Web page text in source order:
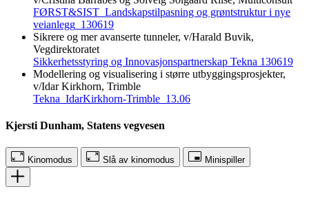
FØRST&SIST_Landskapstilpasning og grøntstruktur i nye
veianlegg_130619
Sikrere og mer avanserte tunneler, v/Harald Buvik,
Vegdirektoratet
Sikkerhetsstyring og Innovasjonspartnerskap Tekna 130619
Modellering og visualisering i større utbyggingsprosjekter,
v/Idar Kirkhorn, Trimble
Tekna_IdarKirkhorn-Trimble_13.06
Kjersti Dunham, Statens vegvesen
Kinomodus Slå av kinomodus Minispiller